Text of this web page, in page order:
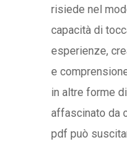
risiede nel
capacità di
esperienze,
e
in altre forme
affascinato da
pdf può